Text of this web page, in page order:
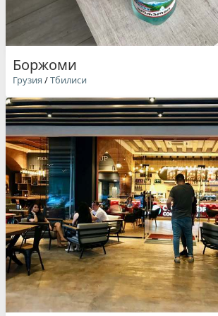
Боржоми
Грузия /Тбилиси